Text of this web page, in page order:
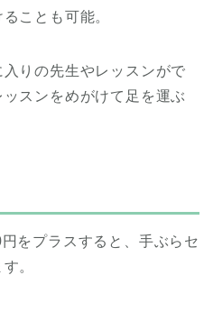
ことも可能。
りの先生やレッスンがで
スンをめがけて足を運ぶ
をプラスすると、手ぶらセ
。